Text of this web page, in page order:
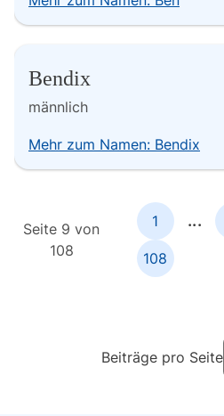
Bendix
männlich
Mehr zum Namen: Bendix
Seite 9 von
108
1 ...
108
Beiträge pro Seite